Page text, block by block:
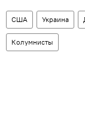
США Украина
Колумнисты